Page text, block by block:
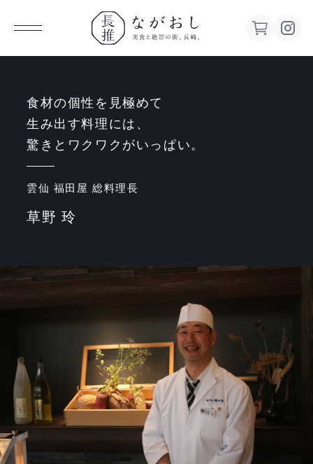
ながお
し 美食
と絶景の
街、長
食材の個性を見極めて
生み出す料理には、
驚きとワクワクがいっぱい。
雲仙 福田屋 総料理長
草野 玲